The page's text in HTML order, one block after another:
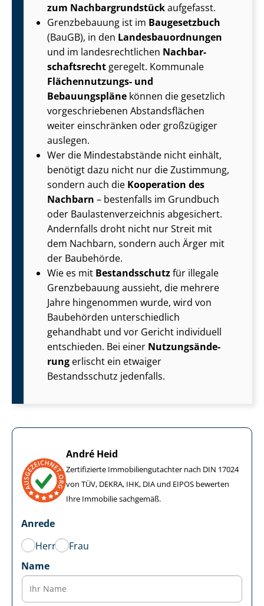
zum Nach­bar­grund­stückaufgefasst.
Grenzbebauung ist im Baugesetzbuch
(BauGB), in den Lan­des­bau­ord­nun­gen
und im lan­des­recht­li­chen Nach­bar­
schafts­recht geregelt. Kommunale
Flächennutzungs- und
Bebauungspläne können die gesetzlich
vor­ge­schrie­be­nen Abstandsflächen
weiter einschränken oder großzügiger
auslegen.
Wer die Mindestabstände nicht einhält,
benötigt dazu nicht nur die Zustimmung,
sondern auch die Kooperation des
Nachbarn – bestenfalls im Grundbuch
oder Bau­las­ten­ver­zeich­nis abgesichert.
Andernfalls droht nicht nur Streit mit
dem Nachbarn, sondern auch Ärger mit
der Baubehörde.
Wie es mit Bestandsschutzfür illegale
Grenzbebauung aussieht, die mehrere
Jahre hingenommen wurde, wird von
Baubehörden unterschiedlich
gehandhabt und vor Gericht individuell
entschieden. Bei einer Nut­zungs­än­de­
rung erlischt ein etwaiger
Bestandsschutz jedenfalls.
André Heid
Zertifizierte Im­mo­bi­li­en­gut­ach­ter nach DIN 17024
von TÜV, DEKRA, IHK, DIA und EIPOS bewerten
Ihre Immobilie sachgemäß.
Anrede
Herr
Frau
Name